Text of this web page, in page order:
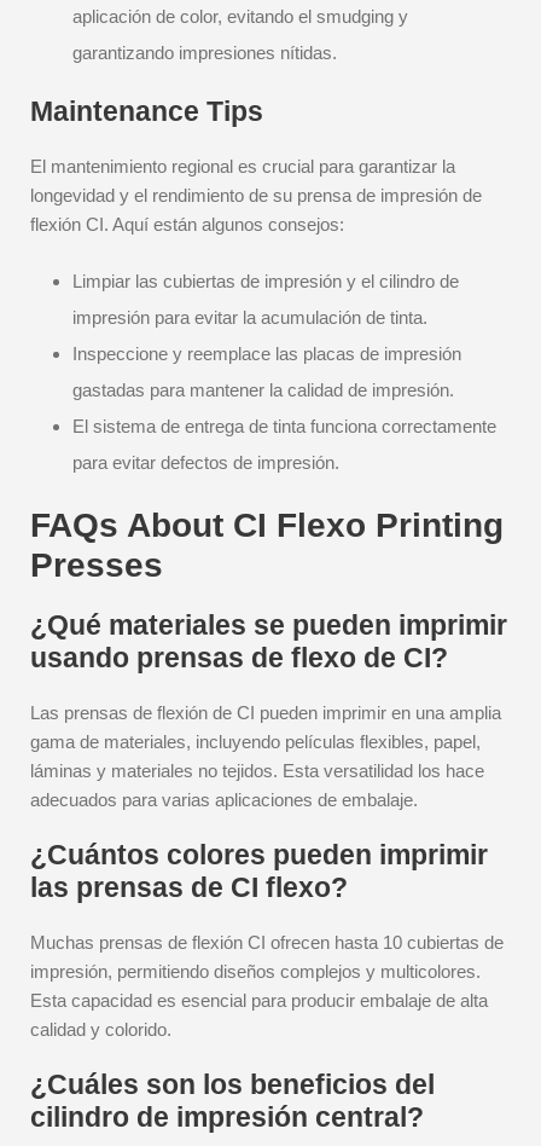
aplicación de color, evitando el smudging y
garantizando impresiones nítidas.
Maintenance Tips
El mantenimiento regional es crucial para garantizar la
longevidad y el rendimiento de su prensa de impresión de
flexión CI. Aquí están algunos consejos:
Limpiar las cubiertas de impresión y el cilindro de
impresión para evitar la acumulación de tinta.
Inspeccione y reemplace las placas de impresión
gastadas para mantener la calidad de impresión.
El sistema de entrega de tinta funciona correctamente
para evitar defectos de impresión.
FAQs About CI Flexo Printing
Presses
¿Qué materiales se pueden imprimir
usando prensas de flexo de CI?
Las prensas de flexión de CI pueden imprimir en una amplia
gama de materiales, incluyendo películas flexibles, papel,
láminas y materiales no tejidos. Esta versatilidad los hace
adecuados para varias aplicaciones de embalaje.
¿Cuántos colores pueden imprimir
las prensas de CI flexo?
Muchas prensas de flexión CI ofrecen hasta 10 cubiertas de
impresión, permitiendo diseños complejos y multicolores.
Esta capacidad es esencial para producir embalaje de alta
calidad y colorido.
¿Cuáles son los beneficios del
cilindro de impresión central?